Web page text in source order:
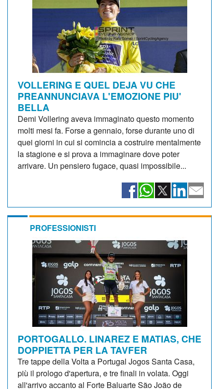
VOLLERING E QUEL DEJA VU CHE
PREANNUNCIAVA L'EMOZIONE PIU'
BELLA
Demi Vollering aveva immaginato questo momento
molti mesi fa. Forse a gennaio, forse durante uno di
quei giorni in cui si comincia a costruire mentalmente
la stagione e si prova a immaginare dove poter
arrivare. Un pensiero fugace, quasi impossibile...
PROFESSIONISTI
PORTOGALLO. LINAREZ E MATIAS, CHE
DOPPIETTA PER LA TAVFER
Tre tappe della Volta a Portugal Jogos Santa Casa,
più il prologo d'apertura, e tre finali in volata. Oggi
all'arrivo accanto al Forte Baluarte São João de